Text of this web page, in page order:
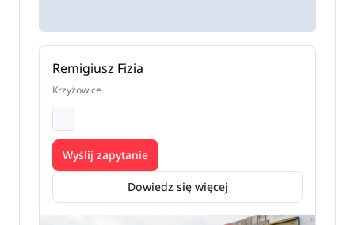
Remigiusz Fizia
Krzyżowice
Dowiedz się więcej
Wyślij zapytanie